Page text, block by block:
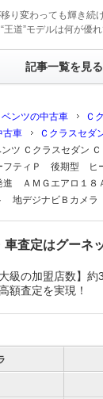
り変わっても輝き続
王道”モデルは何が優
記事一覧を見る
ンツの中古車 Ｃ
古車
Ｃクラスセダ
ンツ Ｃクラスセダン
フティＰ 後期型 ヒ
ＡＭＧエアロ１
地デジナビＢカメ
車査定はグー
大級の加盟店数】
額査定を実現！